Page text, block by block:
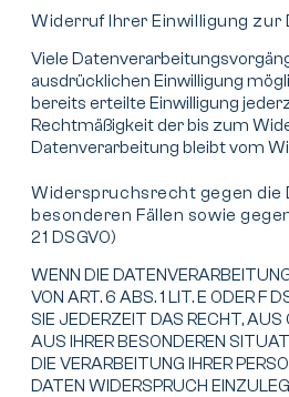
Widerruf Ihrer Einwilligung zur
Viele
ausdrücklichen Einwilligung
bereits erteilte Einwilligung
Rechtmäßigkeit der bis zum
Datenverarbeitung bleibt vom
Widerspruchsrecht gegen die
besonderen Fällen sowie
21 DSGVO)
WENN DIE
VON ART. 6 ABS. 1 LIT. E ODER F
SIE JEDERZEIT DAS RECHT, AUS
AUS IHRER BESONDEREN
DIE VERARBEITUNG IHRER
DATEN WIDERSPRUCH